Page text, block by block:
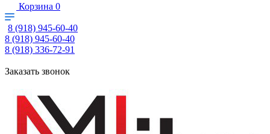
Корзина 0
8 (918) 945-60-40
8 (918) 945-60-40
8 (918) 336-72-91
Заказать звонок